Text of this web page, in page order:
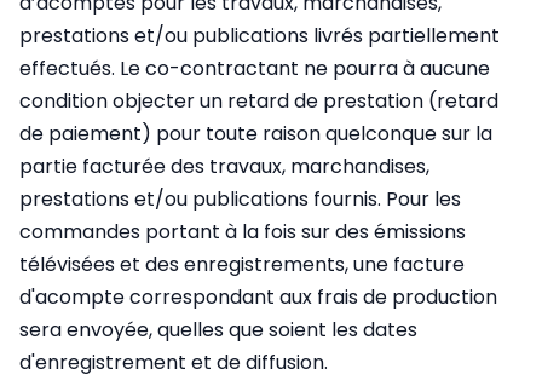
prestations et/ou publications livrés partiellement
effectués. Le co-contractant ne pourra à aucune
condition objecter un retard de prestation (retard
de paiement) pour toute raison quelconque sur la
partie facturée des travaux, marchandises,
prestations et/ou publications fournis. Pour les
commandes portant à la fois sur des émissions
télévisées et des enregistrements, une facture
d'acompte correspondant aux frais de production
sera envoyée, quelles que soient les dates
d'enregistrement et de diffusion.